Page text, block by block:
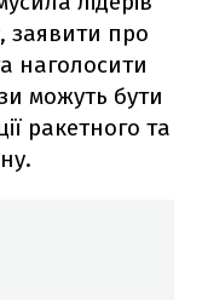
заявити про
наголосити
можуть бути
ракетного та